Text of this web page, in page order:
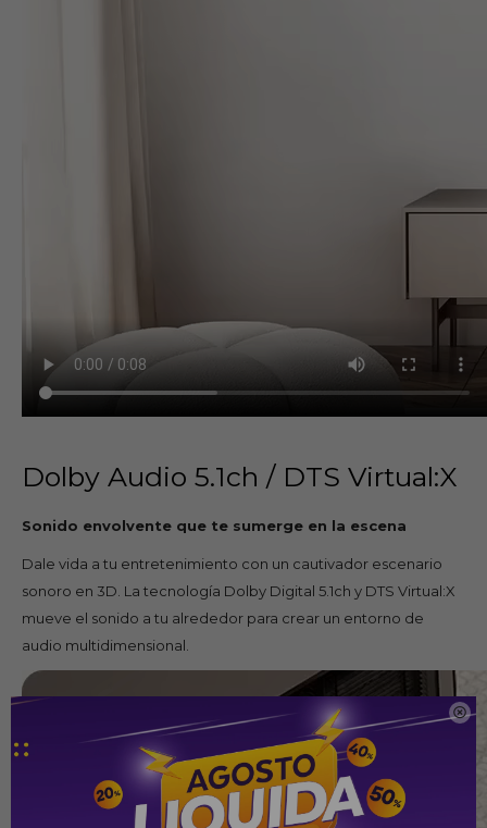

Dolby Audio 5.1ch / DTS Virtual:X
Sonido envolvente que te sumerge en la escena
Dale vida a tu entretenimiento con un cautivador escenario
sonoro en 3D. La tecnología Dolby Digital 5.1ch y DTS Virtual:X
mueve el sonido a tu alrededor para crear un entorno de
audio multidimensional.